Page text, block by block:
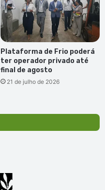
Plataforma de Frio poderá
ter operador privado até
final de agosto
21 de julho de 2026